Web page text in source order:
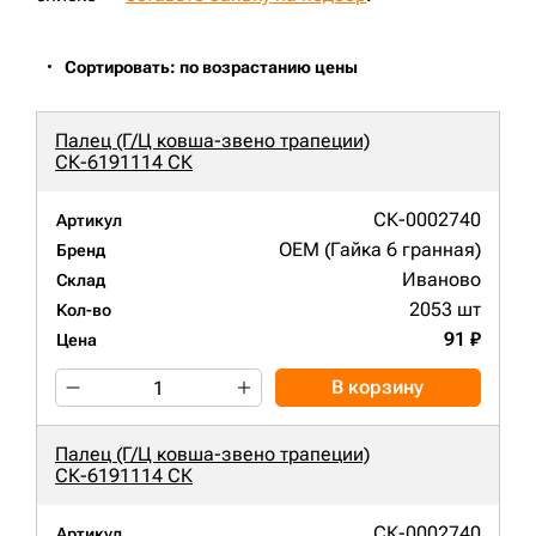
Сортировать: по возрастанию цены
Палец (Г/Ц ковша-звено трапеции)
СК-6191114 СК
Артикул СК-0002740
Бренд OEM (Гайка 6 гранная)
Склад Иваново
Кол-во 2053 шт
Цена 91 ₽
В корзину
Палец (Г/Ц ковша-звено трапеции)
СК-6191114 СК